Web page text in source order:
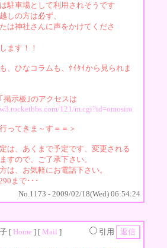
駐車場として利用されそうです
しの方は必ず、
は神社さんに声をかけてくださ
ます！！
、ひなコラムも、ｹｲﾀｲから見られま
示板｣のアクセスは
121/m.cgi?id=omosiro
ってきま～す＝＝＞
は、あくまで予定です、変更される
すので、ご了承下さい。
は、お気軽にお電話下さい。
まで･･･
No.1173 - 2009/02/18(Wed) 06:54:24
[ Home ] [ Mail ] 引用